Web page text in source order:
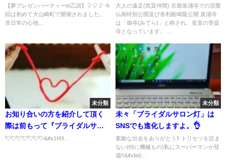
【夢プレゼンパーティーin乙訓】🎈🎈🎈 今
回は初めて大山崎町で開催されました。
非日常の心地...
公開にいきました🎶
大人の遠足(気質仲間) 京都泉涌寺での涅槃
仏画特別公開及び舎利殿鳴龍公開 泉涌寺
は「御寺(みてら)」と称され、皇室の菩提
寺となっています。 ...
未分類
お知り合いの方を紹介して頂く
際は前もって『ブライダルサロ
ン灯』のホームページをご覧に
💘💘💘💘💘💘💘&#x1f49...
未分類
未々「ブライダルサロン灯」は
SNSでも進化しますよ。👌
素敵な出会をありがとう‼️ トリセツを読ま
ない(特に機械もの)私にスーパーマンが登
場‼&#xfe0...